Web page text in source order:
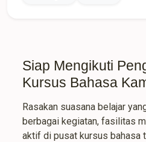
Siap Mengikuti
Kursus Bahasa
Rasakan suasana belajar
berbagai kegiatan, fasilitas
aktif di pusat kursus bahasa